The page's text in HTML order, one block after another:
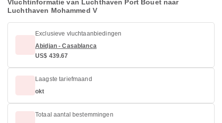
Vluchtinformatie van Luchthaven Port Bouet naar
Luchthaven Mohammed V
Exclusieve vluchtaanbiedingen
Abidjan - Casablanca
US$ 439.67
Laagste tariefmaand
okt
Totaal aantal bestemmingen